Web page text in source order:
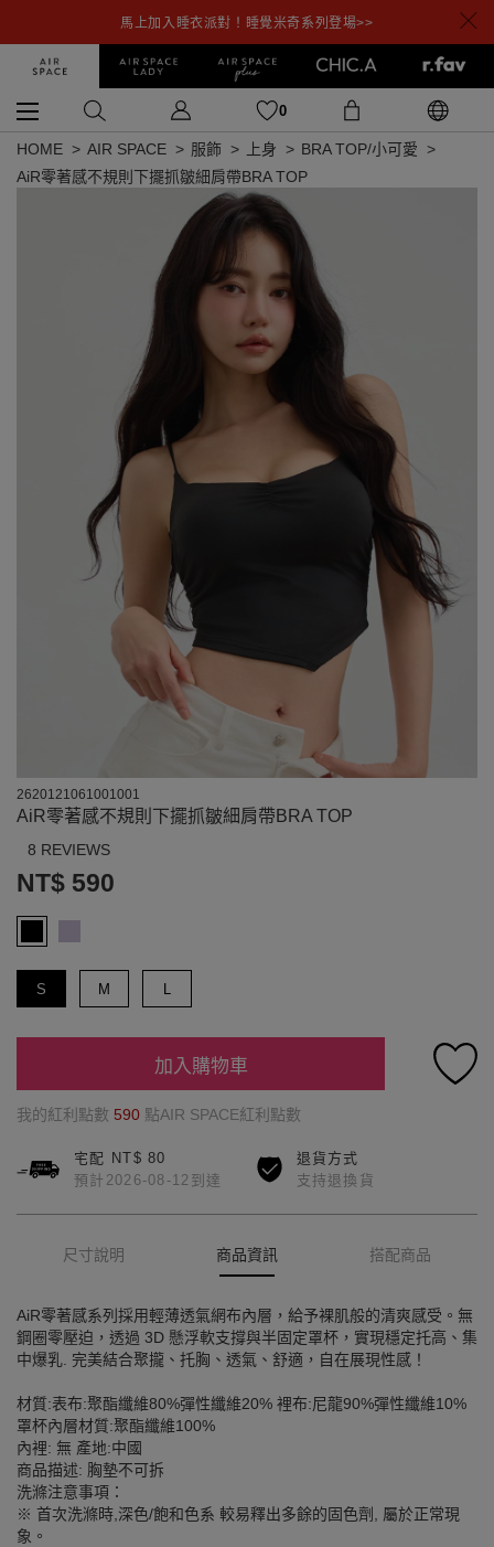
馬上加入睡衣派對！睡覺米奇系列登場>>
0
HOME AIR SPACE 服飾 上身
BRA TOP/小可愛
AiR零著感不規則下擺抓皺細肩帶BRA TOP
2620121061001001
AiR零著感不規則下擺抓皺細肩帶BRA TOP
8 REVIEWS
NT$ 590
S M L
加入購物車
我的紅利點數 590 點AIR SPACE紅利點數
宅配 NT$ 80
預計2026-08-12到達
退貨方式
支持退換貨
尺寸說明 商品資訊 搭配商品
AiR零著感系列採用輕薄透氣網布內層，給予裸肌般的清爽感受。無
鋼圈零壓迫，透過 3D 懸浮軟支撐與半固定罩杯，實現穩定托高、集
中爆乳. 完美結合聚攏、托胸、透氣、舒適，自在展現性感！
材質:表布:聚酯纖維80%彈性纖維20% 裡布:尼龍90%彈性纖維10%
罩杯內層材質:聚酯纖維100%
內裡: 無 產地:中國
商品描述: 胸墊不可拆
洗滌注意事項：
※ 首次洗滌時,深色/飽和色系 較易釋出多餘的固色劑, 屬於正常現
象。